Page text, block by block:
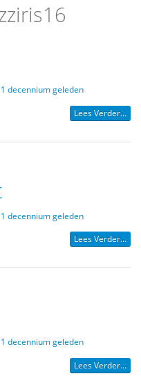
1 decennium geleden
Lees Verder...
1 decennium geleden
Lees Verder...
1 decennium geleden
Lees Verder...